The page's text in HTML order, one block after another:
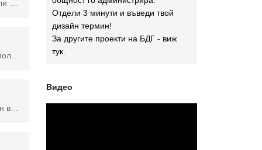
Отдели 3 минути и въведи твой
дизайн термин!
За другите проекти на БДГ - виж
тук.
Видео